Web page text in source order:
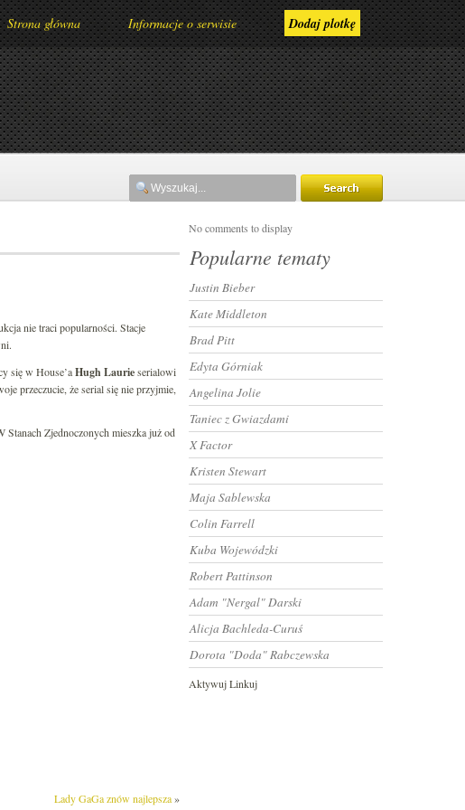
Strona główna Informacje o serwisie Dodaj plotkę
nie traci popularności. Stacje
się w House’aHugh Laurieserialowi
przeczucie, że serial się nie przyjmie,
Stanach Zjednoczonych mieszka już od
Lady GaGa znów najlepsza»
No comments to display
Popularne tematy
Justin Bieber
Kate Middleton
Brad Pitt
Edyta Górniak
Angelina Jolie
Taniec z Gwiazdami
X Factor
Kristen Stewart
Maja Sablewska
Colin Farrell
Kuba Wojewódzki
Robert Pattinson
Adam "Nergal" Darski
Alicja Bachleda-Curuś
Dorota "Doda" Rabczewska
Aktywuj Linkuj